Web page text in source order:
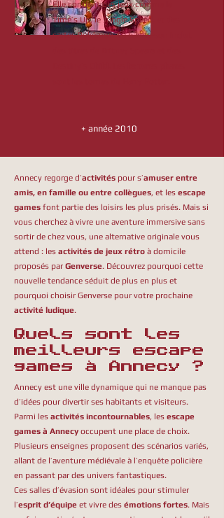
Elle contient des jeux comme le
Time’s Up, le Jungle Speed, et des
cartes Pokémon. La bande-son inclut
+ année 2010
Annecy regorge d’activités pour s’amuser entre
amis, en famille ou entre collègues, et les escape
games font partie des loisirs les plus prisés. Mais si
vous cherchez à vivre une aventure immersive sans
sortir de chez vous, une alternative originale vous
attend : les activités de jeux rétro à domicile
proposés par Genverse. Découvrez pourquoi cette
nouvelle tendance séduit de plus en plus et
pourquoi choisir Genverse pour votre prochaine
activité ludique.
Quels sont les
meilleurs escape
games à Annecy ?
Annecy est une ville dynamique qui ne manque pas
d’idées pour divertir ses habitants et visiteurs.
Parmi les activités incontournables, les escape
games à Annecyoccupent une place de choix.
Plusieurs enseignes proposent des scénarios variés,
allant de l’aventure médiévale à l’enquête policière
en passant par des univers fantastiques.
Ces salles d’évasion sont idéales pour stimuler
l’esprit d’équipe et vivre des émotions fortes. Mais